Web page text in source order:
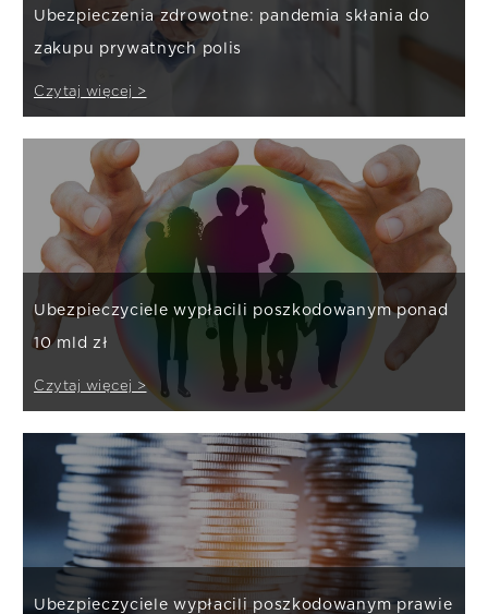
Ubezpieczenia zdrowotne: pandemia skłania do
zakupu prywatnych polis
Czytaj więcej >
Ubezpieczyciele wypłacili poszkodowanym ponad
10 mld zł
Czytaj więcej >
Ubezpieczyciele wypłacili poszkodowanym prawie